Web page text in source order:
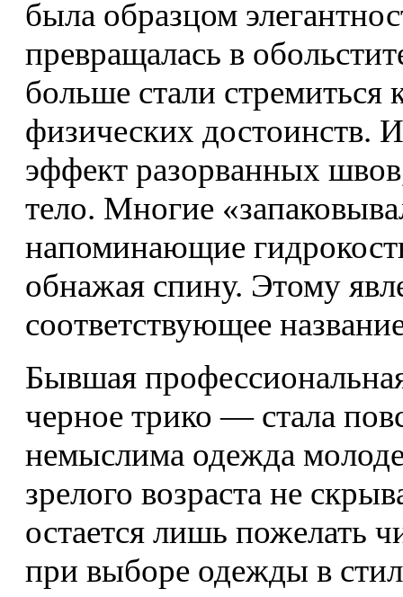
была образцом
превращалась в
больше стали стремиться
физических достоинств.
эффект разорванных
тело. Многие
напоминающие
обнажая спину. Этому
соответствующее
Бывшая
черное трико — стала
немыслима одежда
зрелого возраста не
остается лишь пожелать
при выборе одежды в